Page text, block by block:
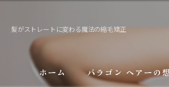
髪がストレートに変わる魔法の縮毛矯正
ホーム パラゴン ヘアーの